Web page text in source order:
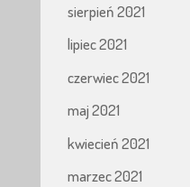
sierpień 2021
lipiec 2021
czerwiec 2021
maj 2021
kwiecień 2021
marzec 2021